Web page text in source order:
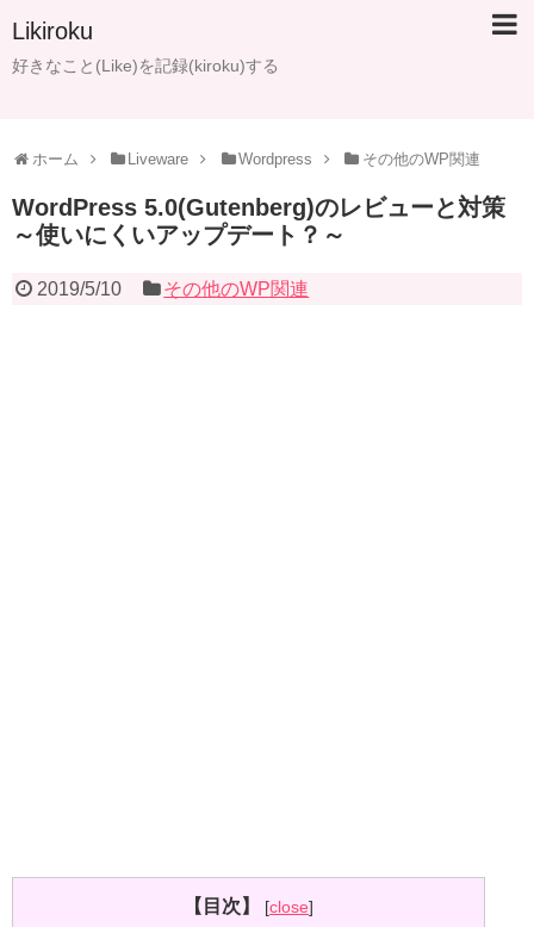
Likiroku
好きなこと(Like)を記録(kiroku)する
ホーム Liveware Wordpress その他のWP関連
WordPress 5.0(Gutenberg)のレビューと対策
～使いにくいアップデート？～
2019/5/10 その他のWP関連
【目次】 [close]